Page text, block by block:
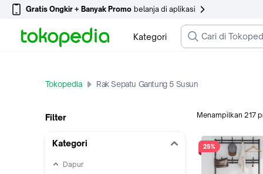
Gratis Ongkir + Banyak Promo belanja di aplikasi
Kategori
Tokopedia Rak Sepatu Gantung 5 Susun
Filter
Kategori
Dapur
Menampilkan 217
25%